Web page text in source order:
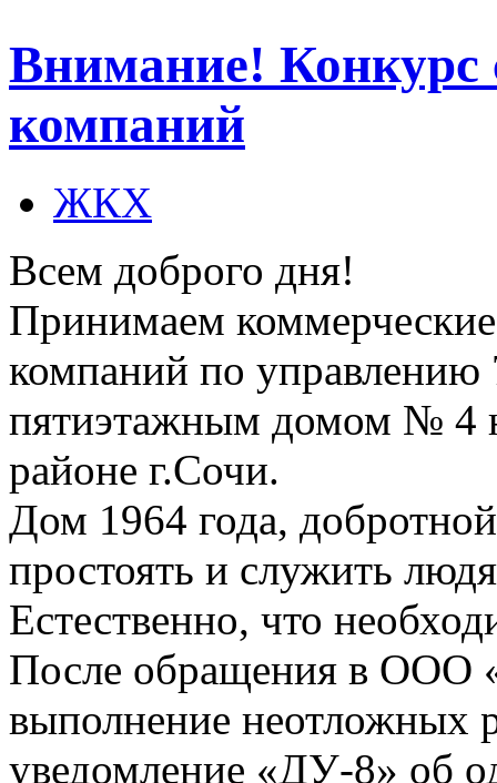
Внимание!
компаний
ЖКХ
Всем доброго дня!
Принимаем
компаний по
пятиэтажным домом № 4
районе г.Сочи.
Дом 1964 года,
простоять и служить
Естественно, что
После обращения в ООО
выполнение неотложных
уведомление «ДУ-8» об